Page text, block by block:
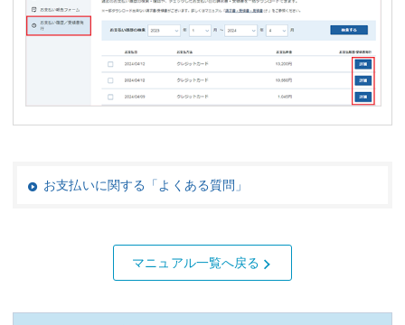
お支払いに関する「よくある質問」
マニュアル一覧へ戻る